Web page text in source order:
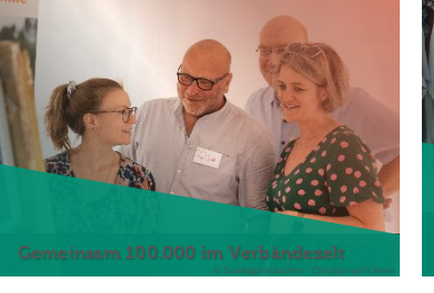
Gemeinsam 100.000 im Verbändezelt
© Domkapitel Aachen - Christian van't Hoen